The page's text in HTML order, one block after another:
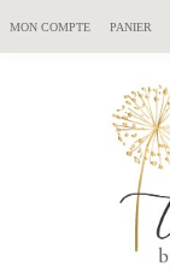
MON COMPTE PANIER